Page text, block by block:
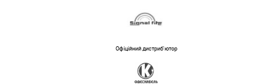
Офіційний дистриб'ютор